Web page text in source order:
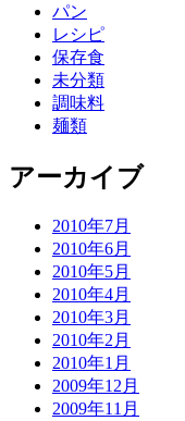
パン
レシピ
保存食
未分類
調味料
麺類
アーカイブ
2010年7月
2010年6月
2010年5月
2010年4月
2010年3月
2010年2月
2010年1月
2009年12月
2009年11月